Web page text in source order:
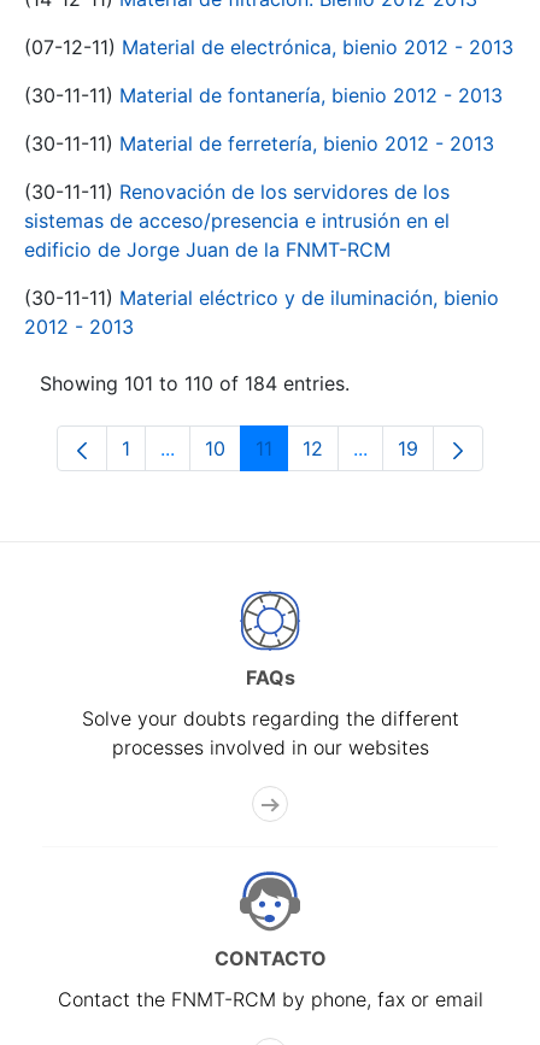
(07-12-11) Material de electrónica, bienio 2012 - 2013
(30-11-11) Material de fontanería, bienio 2012 - 2013
(30-11-11) Material de ferretería, bienio 2012 - 2013
(30-11-11) Renovación de los servidores de los
sistemas de acceso/presencia e intrusión en el
edificio de Jorge Juan de la FNMT-RCM
(30-11-11) Material eléctrico y de iluminación, bienio
2012 - 2013
Showing 101 to 110 of 184 entries.
Page
1 ...Intermediate Pages Use TAB to navigate.
Page
10 Page
11 Page
12 ...Intermediate
Page
19
FAQs
Solve your doubts regarding the different
processes involved in our websites
CONTACTO
Contact the FNMT-RCM by phone, fax or email